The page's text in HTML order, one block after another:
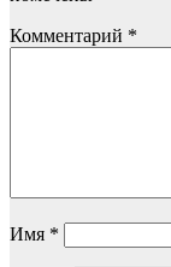
Комментарий *
Имя *